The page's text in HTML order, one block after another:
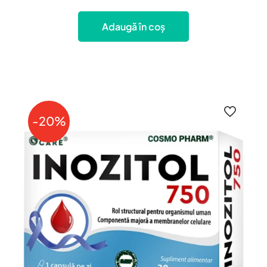
156.09 lei.
Adaugă în coș
-20%